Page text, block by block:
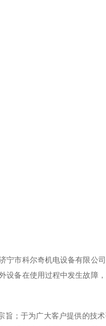
宁市科尔奇机电设备有限公
设备在使用过程中发生故障
旨；于为广大客户提供的技